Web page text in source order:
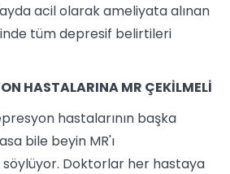
acil olarak ameliyata alınan
tüm depresif belirtileri
HASTALARINA MR ÇEKİLMELİ
hastalarının başka
bile beyin MR'ı
Doktorlar her hastaya